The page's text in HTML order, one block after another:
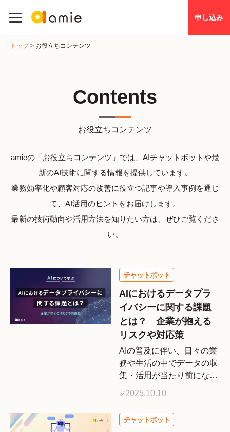
申し込み
トップ> お役立ちコンテンツ
Contents
お役立ちコンテンツ
amieの「お役立ちコンテンツ」では、AIチャットボットや最
新のAI技術に関する情報を提供しています。
業務効率化や顧客対応の改善に役立つ記事や導入事例を通じ
て、AI活用のヒントをお届けします。
最新の技術動向や活用方法を知りたい方は、ぜひご覧くださ
い。
AIにおけるデータプラ
イバシーに関する課題
とは？ 企業が抱える
リスクや対応策
AIの普及に伴い、日々の業
務や生活の中でデータの収
集・活用が当たり前になり
われているのか分からな
い」「AI導入で社員や顧客
2025.10.10